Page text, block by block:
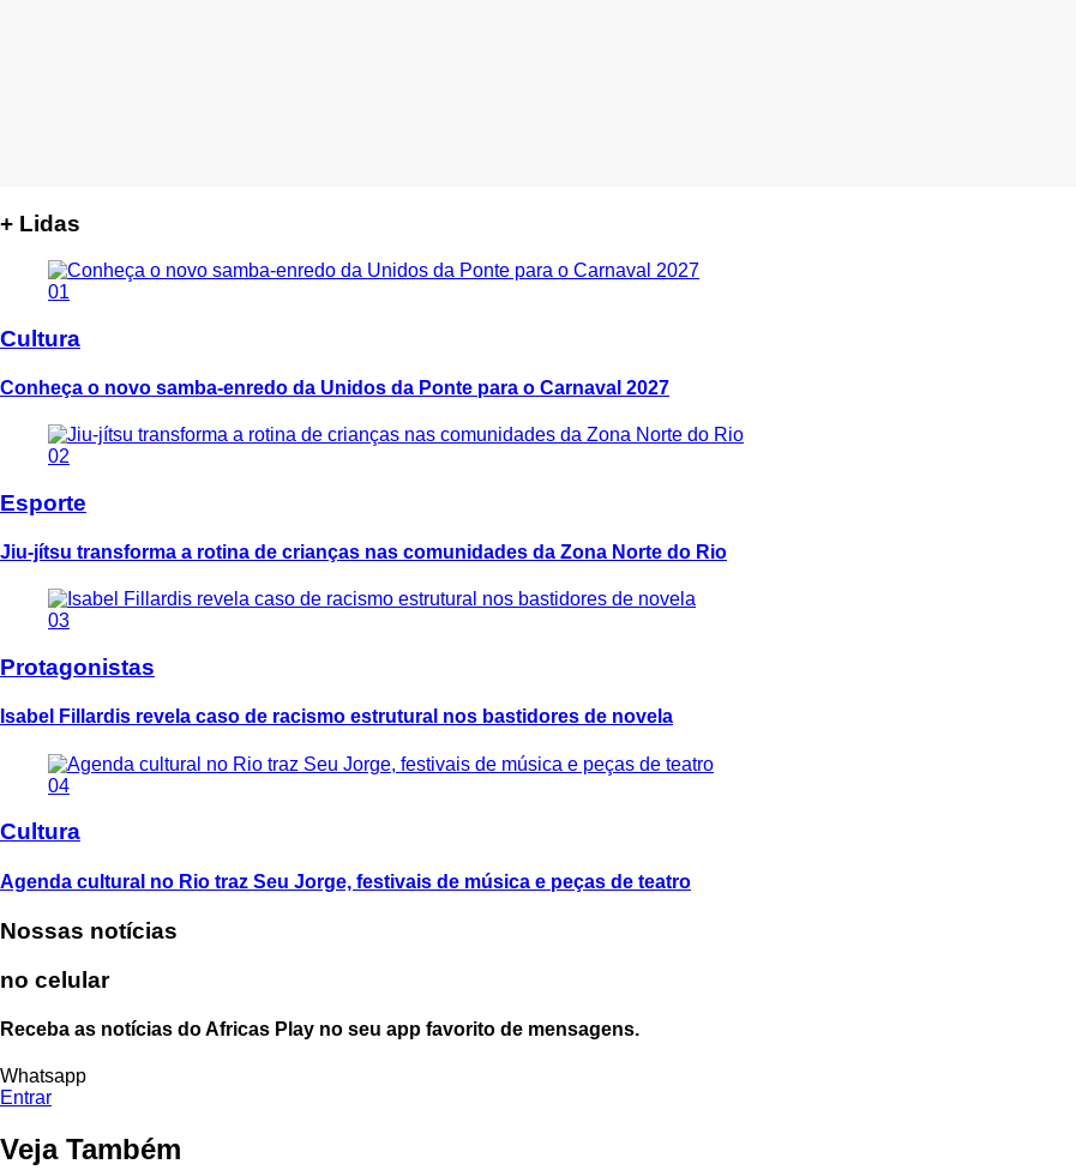
+ Lidas
01
Cultura
Conheça o novo samba-enredo da Unidos da Ponte para o Carnaval 2027
02
Esporte
Jiu-jítsu transforma a rotina de crianças nas comunidades da Zona Norte do Rio
03
Protagonistas
Isabel Fillardis revela caso de racismo estrutural nos bastidores de novela
04
Cultura
Agenda cultural no Rio traz Seu Jorge, festivais de música e peças de teatro
Nossas notícias
no celular
Receba as notícias do Africas Play no seu app favorito de mensagens.
Whatsapp
Entrar
Veja Também